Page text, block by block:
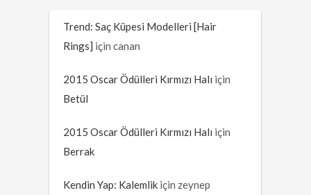
Trend: Saç Küpesi Modelleri [Hair
Rings] içincanan
2015 Oscar Ödülleri Kırmızı Halı için
Betül
2015 Oscar Ödülleri Kırmızı Halı için
Berrak
Kendin Yap: Kalemlik için zeynep